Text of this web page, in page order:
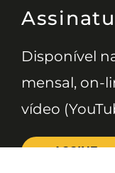
Disponível
mensal, on-
vídeo
ASSINE